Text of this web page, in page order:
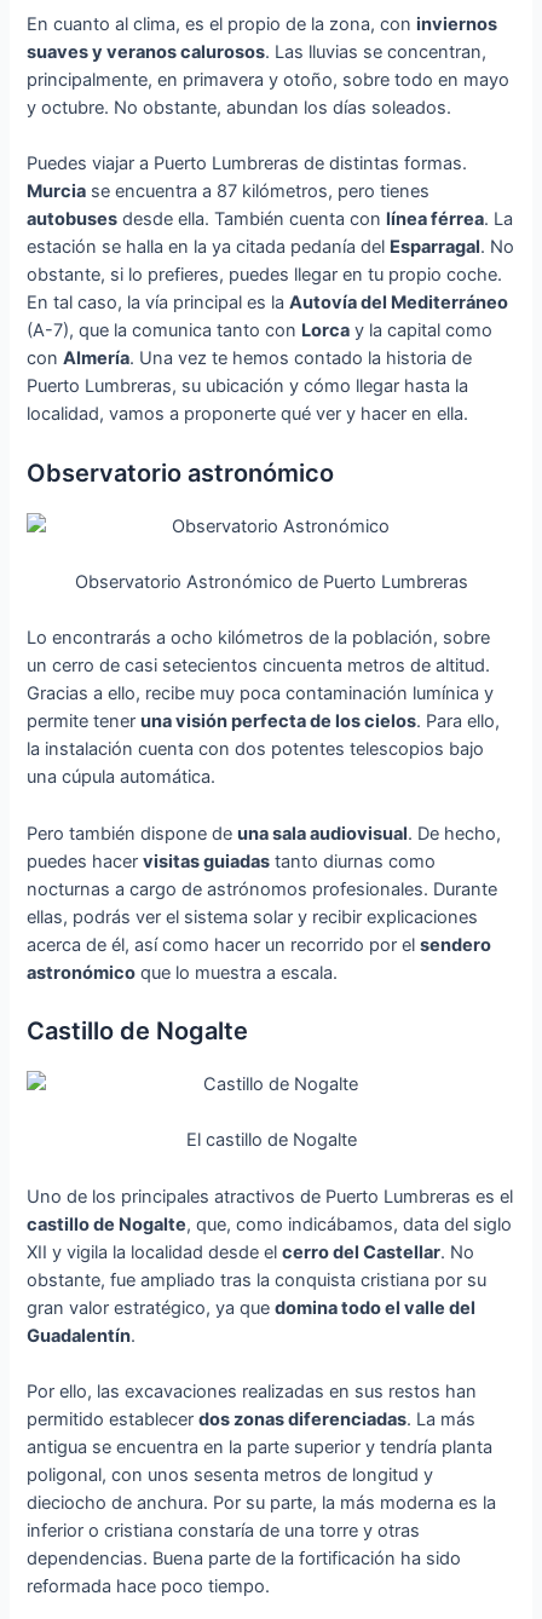
En cuanto al clima, es el propio de la zona, coninviernos
suaves y veranos calurosos. Las lluvias se concentran,
principalmente, en primavera y otoño, sobre todo en mayo
y octubre. No obstante, abundan los días soleados.
Puedes viajar a Puerto Lumbreras de distintas formas.
Murcia se encuentra a 87 kilómetros, pero tienes
autobuses desde ella. También cuenta conlínea férrea. La
estación se halla en la ya citada pedanía del Esparragal. No
obstante, si lo prefieres, puedes llegar en tu propio coche.
En tal caso, la vía principal es laAutovía del Mediterráneo
(A-7), que la comunica tanto con Lorca y la capital como
conAlmería. Una vez te hemos contado la historia de
Puerto Lumbreras, su ubicación y cómo llegar hasta la
localidad, vamos a proponerte qué ver y hacer en ella.
Observatorio astronómico
Observatorio Astronómico de Puerto Lumbreras
Lo encontrarás a ocho kilómetros de la población, sobre
un cerro de casi setecientos cincuenta metros de altitud.
Gracias a ello, recibe muy poca contaminación lumínica y
permite teneruna visión perfecta de los cielos. Para ello,
la instalación cuenta con dos potentes telescopios bajo
una cúpula automática.
Pero también dispone deuna sala audiovisual. De hecho,
puedes hacervisitas guiadas tanto diurnas como
nocturnas a cargo de astrónomos profesionales. Durante
ellas, podrás ver el sistema solar y recibir explicaciones
acerca de él, así como hacer un recorrido por elsendero
astronómico que lo muestra a escala.
Castillo de Nogalte
El castillo de Nogalte
Uno de los principales atractivos de Puerto Lumbreras es el
castillo de Nogalte, que, como indicábamos, data del siglo
XII y vigila la localidad desde elcerro del Castellar. No
obstante, fue ampliado tras la conquista cristiana por su
gran valor estratégico, ya quedomina todo el valle del
Guadalentín.
Por ello, las excavaciones realizadas en sus restos han
permitido establecerdos zonas diferenciadas. La más
antigua se encuentra en la parte superior y tendría planta
poligonal, con unos sesenta metros de longitud y
dieciocho de anchura. Por su parte, la más moderna es la
inferior o cristiana constaría de una torre y otras
dependencias. Buena parte de la fortificación ha sido
reformada hace poco tiempo.